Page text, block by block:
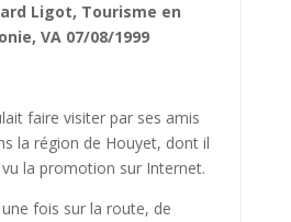
Ligot, Tourisme en
VA 07/08/1999
faire visiter par ses amis
la région de Houyet, dont il
la promotion sur Internet.
fois sur la route, de